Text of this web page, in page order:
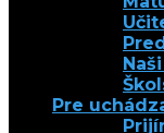
Pre